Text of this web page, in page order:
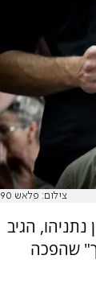
צילום: פלאש 90
הגיב
שהפכה